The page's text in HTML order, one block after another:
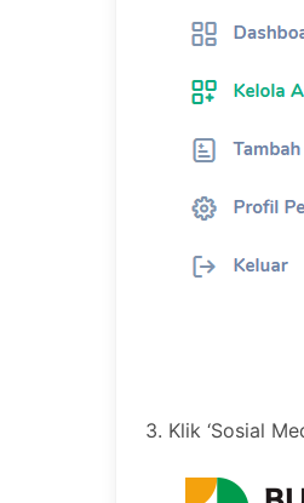
3. Klik ‘Sosial